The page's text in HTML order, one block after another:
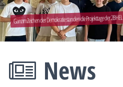
Ganz im Zeichen der Demokratie standen die Projekttage der 2BHEL
News